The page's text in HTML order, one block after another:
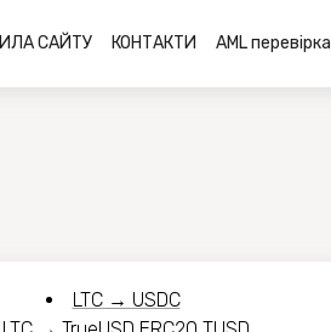
САЙТУ КОНТАКТИ AML перевірка
LTC→ USDC